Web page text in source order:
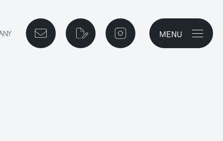
メニューを
MENU